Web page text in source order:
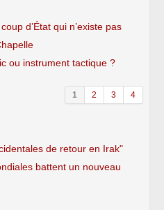
d’État qui n’existe pas
ou instrument tactique ?
1 2 3 4
de retour en Irak"
battent un nouveau